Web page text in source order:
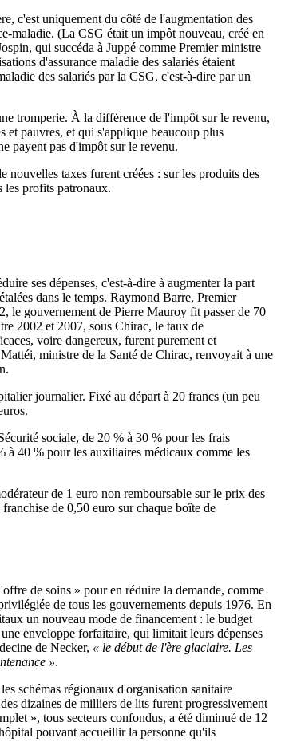
c'est uniquement du côté de l'augmentation des
maladie. (La CSG était un impôt nouveau, créé en
qui succéda à Juppé comme Premier ministre
d'assurance maladie des salariés étaient
des salariés par la CSG, c'est-à-dire par un
tromperie. À la différence de l'impôt sur le revenu,
et pauvres, et qui s'applique beaucoup plus
payent pas d'impôt sur le revenu.
nouvelles taxes furent créées : sur les produits des
les profits patronaux.
ses dépenses, c'est-à-dire à augmenter la part
dans le temps. Raymond Barre, Premier
le gouvernement de Pierre Mauroy fit passer de 70
2002 et 2007, sous Chirac, le taux de
voire dangereux, furent purement et
ministre de la Santé de Chirac, renvoyait à une
journalier. Fixé au départ à 20 francs (un peu
sociale, de 20 % à 30 % pour les frais
à 40 % pour les auxiliaires médicaux comme les
de 1 euro non remboursable sur le prix des
de 0,50 euro sur chaque boîte de
de soins » pour en réduire la demande, comme
de tous les gouvernements depuis 1976. En
un nouveau mode de financement : le budget
enveloppe forfaitaire, qui limitait leurs dépenses
de Necker, « le début de l'ère glaciaire. Les
».
schémas régionaux d'organisation sanitaire
dizaines de milliers de lits furent progressivement
», tous secteurs confondus, a été diminué de 12
pouvant accueillir la personne qu'ils